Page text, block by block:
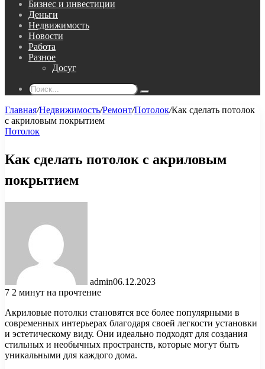
Бизнес и инвестиции
Деньги
Недвижимость
Новости
Работа
Разное
Досуг
Поиск...
Главная/Недвижимость/Ремонт/Потолок/Как сделать потолок
с акриловым покрытием
Потолок
Как сделать потолок с акриловым
покрытием
admin06.12.2023
7 2 минут на прочтение
Акриловые потолки становятся все более популярными в
современных интерьерах благодаря своей легкости установки
и эстетическому виду. Они идеально подходят для создания
стильных и необычных пространств, которые могут быть
уникальными для каждого дома.